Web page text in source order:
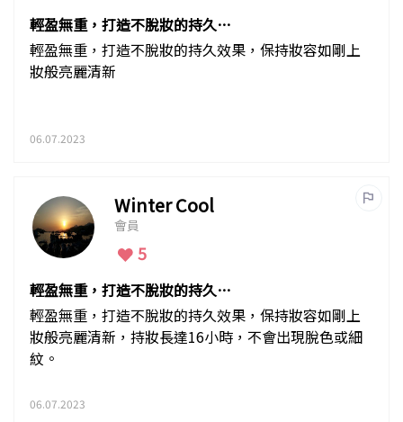
輕盈無重，打造不脫妝的持久效
果
輕盈無重，打造不脫妝的持久效果，保持妝容如剛上
妝般亮麗清新
06.07.2023
Winter Cool
會員
5
輕盈無重，打造不脫妝的持久效
果
輕盈無重，打造不脫妝的持久效果，保持妝容如剛上
妝般亮麗清新，持妝長達16小時，不會出現脫色或細
紋。
06.07.2023